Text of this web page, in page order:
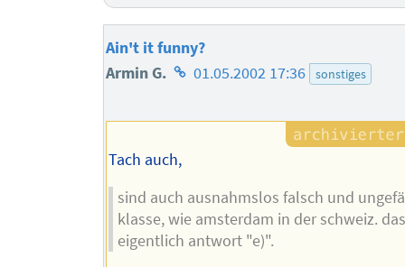
Ain't it funny?
Armin G. Homepage
Autors
01.05.2002 17:36 sonstiges
Tach auch,
sind auch ausnahmslos falsch und
klasse, wie amsterdam in der schweiz.
eigentlich antwort "e)".